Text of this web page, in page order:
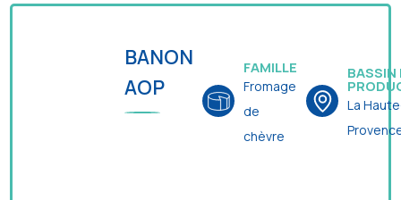
BANON
AOP
FAMILLE
Fromage
de
chèvre
BASSIN
La